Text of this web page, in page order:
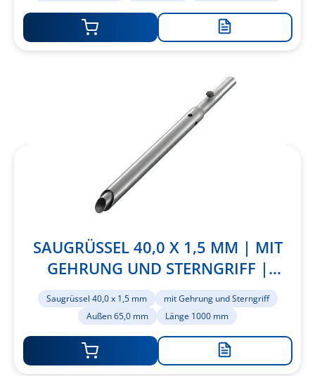
Zur
hinzufügen
SAUGRÜSSEL 40,0 X 1,5 MM | MIT
GEHRUNG UND STERNGRIFF |
AUSSEN 65,0 MM | LÄNGE 1000 MM
Saugrüssel 40,0 x 1,5 mm
mit Gehrung und Sterngriff
Außen 65,0 mm
Länge 1000 mm
Zur